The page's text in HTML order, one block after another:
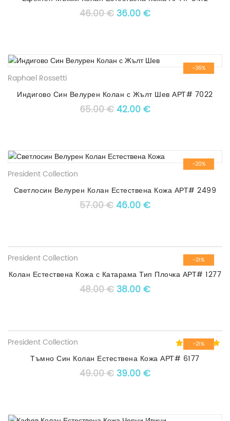
46.00€ Original price was: 46.00
36.00€Текущата цена е:
-36%
Raphael Rossetti
Индигово Син Велурен Колан с Жълт Шев АРТ# 7022
65.00€Original price was: 65.00
42.00€Текущата цена е:
-20%
President Collection
Светлосин Велурен Колан Естествена Кожа АРТ# 2499
57.00€Original price was: 57.00
46.00€Текущата цена е:
-21%
President Collection
Колан Естествена Кожа с Катарама Тип Плочка АРТ# 1277
48.00€ Original price was: 48.00
38.00€Текущата цена е:
-21%
President Collection
5.00out of
5
based on
1
Тъмно Син Колан Естествена Кожа АРТ# 6177
49.00€ Original price was: 49.00
39.00€Текущата цена е: